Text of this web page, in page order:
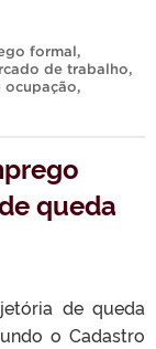
formal,
de trabalho,
ocupação,
queda
de queda
o Cadastro